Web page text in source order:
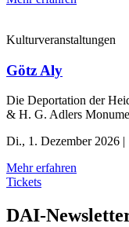
Kulturveranstaltungen
Götz Aly
Die Deportation der
& H. G. Adlers
Di., 1. Dezember 2026
Mehr erfahren
Tickets
DAI-